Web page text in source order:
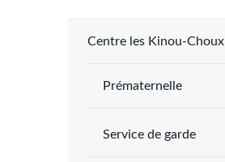
Centre les Kinou-Choux
Prématernelle
Service de garde